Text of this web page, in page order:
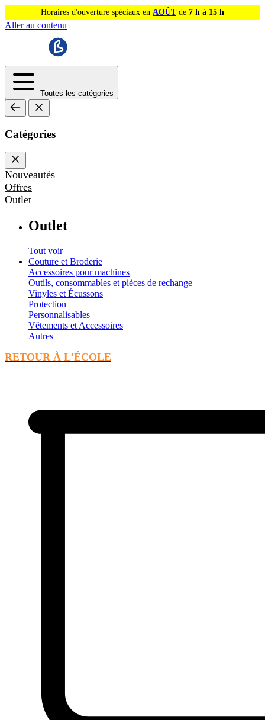
Horaires d'ouverture spéciaux en AOÛTde 7 h à 15 h
Aller au contenu
Toutes les catégories
Catégories
Nouveautés
Offres
Outlet
Outlet
Tout voir
Couture et Broderie
Accessoires pour machines
Outils, consommables et pièces de rechange
Vinyles et Écussons
Protection
Personnalisables
Vêtements et Accessoires
Autres
RETOUR À L'ÉCOLE